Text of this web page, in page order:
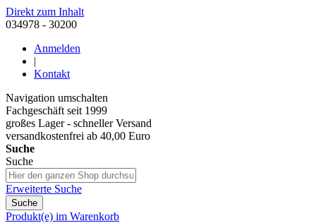
Direkt zum Inhalt
034978 - 30200
Anmelden
|
Kontakt
Navigation umschalten
Fachgeschäft seit 1999
großes Lager - schneller Versand
versandkostenfrei ab 40,00 Euro
Suche
Suche
Erweiterte Suche
Suche
Produkt(e) im Warenkorb